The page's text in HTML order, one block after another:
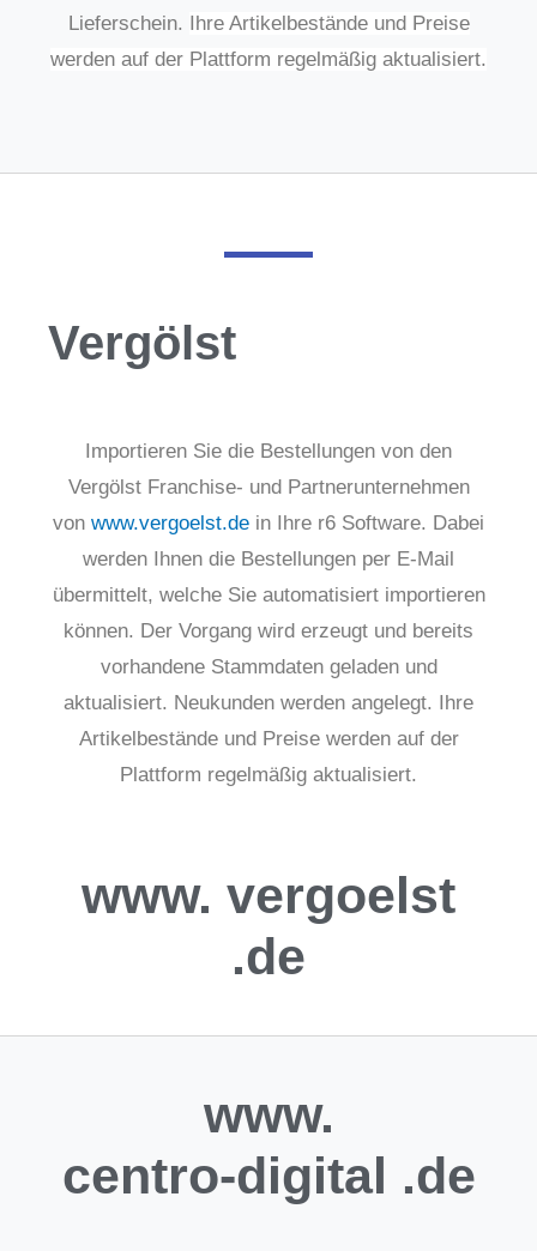
Lieferschein. Ihre Artikelbestände und Preise
werden auf der Plattform regelmäßig aktualisiert.
Vergölst
Importieren Sie die Bestellungen von den
Vergölst Franchise- und Partnerunternehmen
von www.vergoelst.de in Ihre r6 Software. Dabei
werden Ihnen die Bestellungen per E-Mail
übermittelt, welche Sie automatisiert importieren
können. Der Vorgang wird erzeugt und bereits
vorhandene Stammdaten geladen und
aktualisiert. Neukunden werden angelegt.
Ihre
Artikelbestände und Preise werden auf der
Plattform regelmäßig aktualisiert.
www. vergoelst
.de
www.
centro-digital .de